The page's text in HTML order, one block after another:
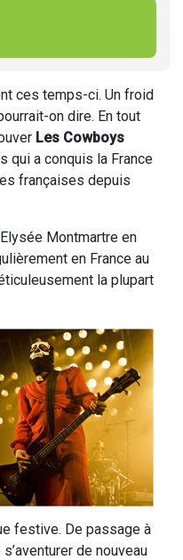
ces temps-ci. Un froid
on dire. En tout
Les Cowboys
qui a conquis la France
françaises depuis
Montmartre en
en France au
la plupart
festive. De passage à
de nouveau